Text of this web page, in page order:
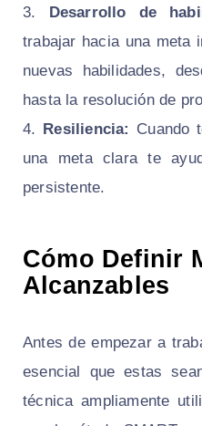
Desarrollo de
trabajar hacia una meta
nuevas habilidades,
hasta la resolución de
Resiliencia: Cuando
una meta clara te
persistente.
Cómo Definir
Alcanzables
Antes de empezar a
esencial que estas
técnica ampliamente